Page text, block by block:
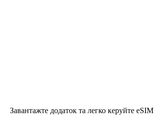
Завантажте додаток та легко керуйте eSIM